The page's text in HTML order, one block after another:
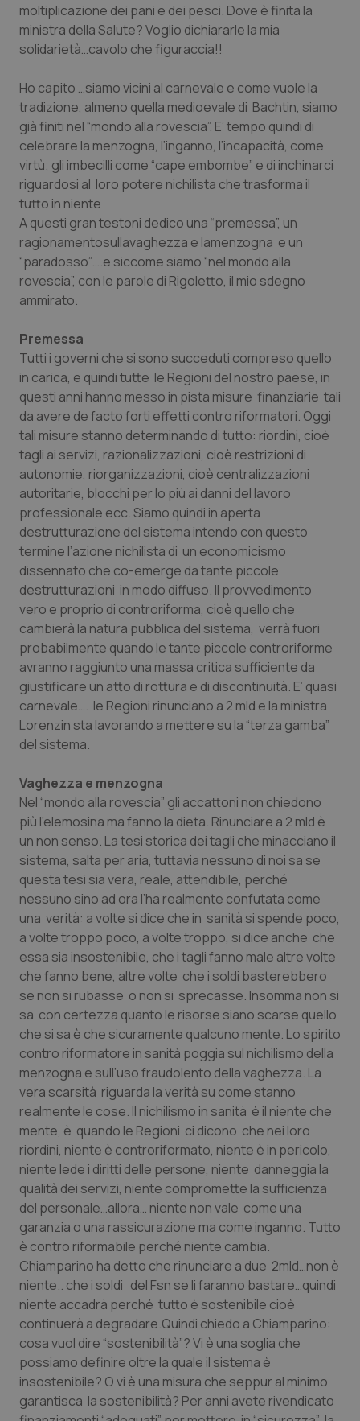
Piemonte
Provincia Autonoma di Bolzano
Provincia Autonoma di Trento
Puglia
Sardegna
Sicilia
Toscana
Umbria
Valle D’Aosta
Veneto
HIV
Infezioni & Febbre
Ipertensione & Scompenso
Malattie rare
Malattia di Crohn & Rettocolite Ulcerosa
Neuroscienze & patologie neurodegenerative
Obesità
Oftalmologia
Oncodermatologia
Oncoematologia
Oncologia & Nutrizione
Psoriasi & pelle
Quotidiano Cardiologia
Quotidiano Chirurgia
Quotidiano Oncologia
Quotidiano Pediatria
Rene & patologie urogenitali
Salute orale & impianti
Tiroide
Tumore al seno
Tumore ovarico
Tumori del Polmone & Testa Collo
Tumori gastrointestinali
Ulcera & Reflusso
Vaccini
moltiplicazione dei pani e dei pesci. Dove è finita la
ministra della Salute? Voglio dichiararle la mia
solidarietà…cavolo che figuraccia!!
Ho capito …siamo vicini al carnevale e come vuole la
tradizione, almeno quella medioevale di Bachtin, siamo
già finiti nel “mondo alla rovescia”. E’ tempo quindi di
celebrare la menzogna, l’inganno, l’incapacità, come
virtù; gli imbecilli come “cape embombe” e di inchinarci
riguardosi al loro potere nichilista che trasforma il
tutto in niente
A questi gran testoni dedico una “premessa”, un
ragionamentosullavaghezza e lamenzogna e un
“paradosso”….e siccome siamo “nel mondo alla
rovescia”, con le parole di Rigoletto, il mio sdegno
ammirato.
Premessa
Tutti i governi che si sono succeduti compreso quello
in carica, e quindi tutte le Regioni del nostro paese, in
questi anni hanno messo in pista misure finanziarie tali
da avere de facto forti effetti contro riformatori. Oggi
tali misure stanno determinando di tutto: riordini, cioè
tagli ai servizi, razionalizzazioni, cioè restrizioni di
autonomie, riorganizzazioni, cioè centralizzazioni
autoritarie, blocchi per lo più ai danni del lavoro
professionale ecc. Siamo quindi in aperta
destrutturazione del sistema intendo con questo
termine l’azione nichilista di un economicismo
dissennato che co-emerge da tante piccole
destrutturazioni in modo diffuso. Il provvedimento
vero e proprio di controriforma, cioè quello che
cambierà la natura pubblica del sistema, verrà fuori
probabilmente quando le tante piccole controriforme
avranno raggiunto una massa critica sufficiente da
giustificare un atto di rottura e di discontinuità. E’ quasi
carnevale…. le Regioni rinunciano a 2 mld e la ministra
Lorenzin sta lavorando a mettere su la “terza gamba”
del sistema.
Vaghezza e menzogna
Nel “mondo alla rovescia” gli accattoni non chiedono
più l’elemosina ma fanno la dieta. Rinunciare a 2 mld è
un non senso. La tesi storica dei tagli che minacciano il
sistema, salta per aria, tuttavia nessuno di noi sa se
questa tesi sia vera, reale, attendibile, perché
nessuno sino ad ora l’ha realmente confutata come
una verità: a volte si dice che in sanità si spende poco,
a volte troppo poco, a volte troppo, si dice anche che
essa sia insostenibile, che i tagli fanno male altre volte
che fanno bene, altre volte che i soldi basterebbero
se non si rubasse o non si sprecasse. Insomma non si
sa con certezza quanto le risorse siano scarse quello
che si sa è che sicuramente qualcuno mente. Lo spirito
contro riformatore in sanità poggia sul nichilismo della
menzogna e sull’uso fraudolento della vaghezza. La
vera scarsità riguarda la verità su come stanno
realmente le cose. Il nichilismo in sanità è il niente che
mente, è quando le Regioni ci dicono che nei loro
riordini, niente è controriformato, niente è in pericolo,
niente lede i diritti delle persone, niente danneggia la
qualità dei servizi, niente compromette la sufficienza
del personale…allora… niente non vale come una
garanzia o una rassicurazione ma come inganno. Tutto
è contro riformabile perché niente cambia.
Chiamparino ha detto che rinunciare a due 2mld…non è
niente.. che i soldi del Fsn se li faranno bastare…quindi
niente accadrà perché tutto è sostenibile cioè
continuerà a degradare.Quindi chiedo a Chiamparino:
cosa vuol dire “sostenibilità”? Vi è una soglia che
possiamo definire oltre la quale il sistema è
insostenibile? O vi è una misura che seppur al minimo
garantisca la sostenibilità? Per anni avete rivendicato